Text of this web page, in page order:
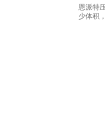
恩派特
少体积